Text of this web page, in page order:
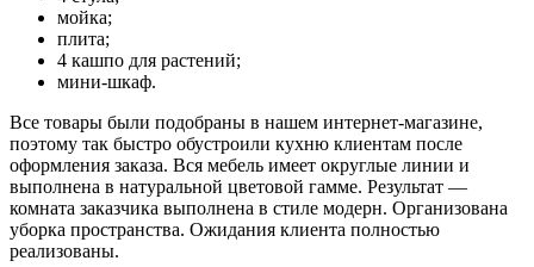
мойка;
плита;
4 кашпо для растений;
мини-шкаф.
Все товары были подобраны в нашем интернет-магазине,
поэтому так быстро обустроили кухню клиентам после
оформления заказа. Вся мебель имеет округлые линии и
выполнена в натуральной цветовой гамме. Результат —
комната заказчика выполнена в стиле модерн. Организована
уборка пространства. Ожидания клиента полностью
реализованы.